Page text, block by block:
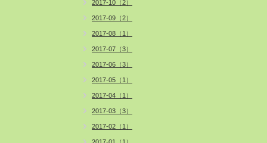
2017-10（2）
2017-09（2）
2017-08（1）
2017-07（3）
2017-06（3）
2017-05（1）
2017-04（1）
2017-03（3）
2017-02（1）